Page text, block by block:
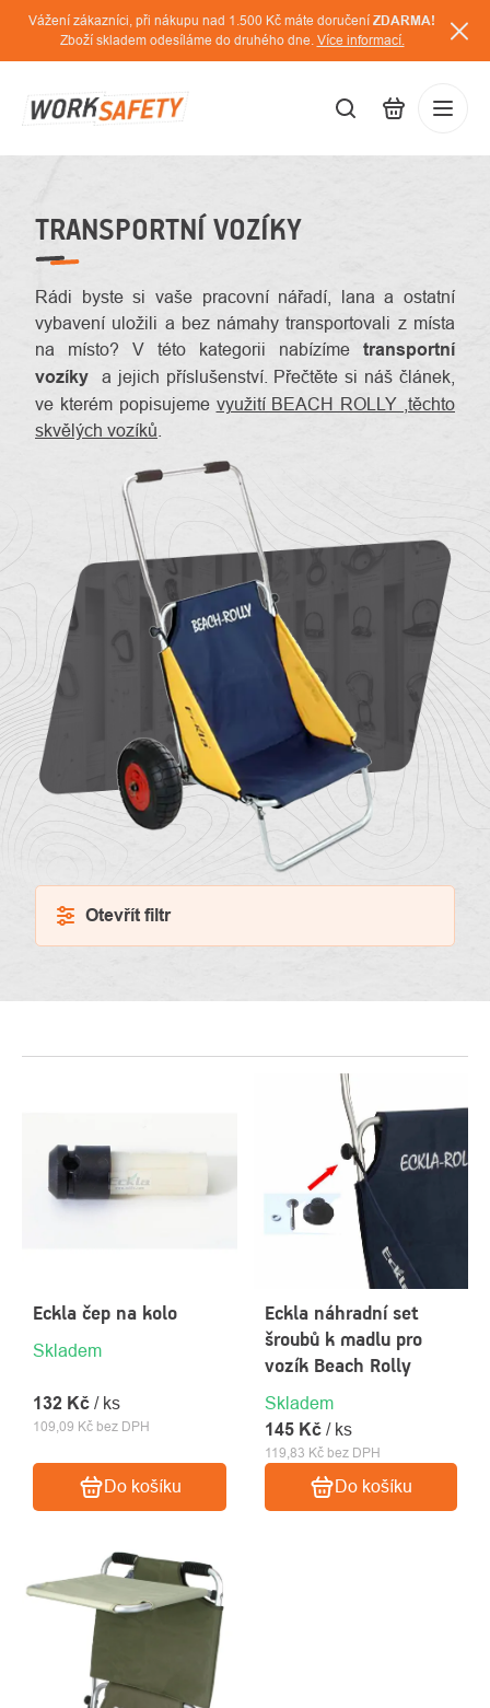
Přejít
obsah
Vážení zákazníci, při nákupu nad 1.500 Kč máte doručení ZDARMA!
Zboží skladem odesíláme do druhého dne. Více informací.
O
nás
Kontakty
TRANSPORTNÍ VOZÍKY
Rádi byste si vaše pracovní nářadí, lana a ostatní
vybavení uložili a bez námahy transportovali z místa
na místo? V této kategorii nabízíme transportní
vozíky
a jejich příslušenství. Přečtěte si náš článek,
ve kterém popisujeme využití BEACH ROLLY ,těchto
skvělých vozíků
Otevřít filtr
Eckla čep na kolo
Skladem
109,09 Kč bez DPH
132 Kč / ks
Do košíku
Eckla náhradní set
šroubů k madlu pro
vozík Beach Rolly
Skladem
119,83 Kč bez DPH
145 Kč / ks
Do košíku